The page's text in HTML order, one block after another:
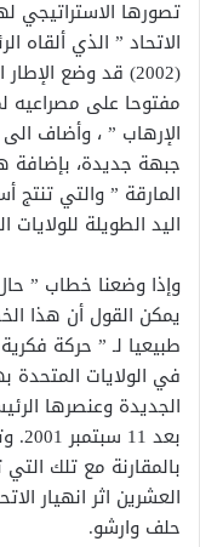
تصورها الاستراتيجي
الاتحاد ” الذي ألقاه
(2002) قد وضع
مفتوحا على مصراعيه
الإرهاب ” ، وأضاف
جبهة جديدة، بإضافة
المارقة ” والتي
اليد الطويلة للولايات
وإذا وضعنا خطاب ”
يمكن القول أن هذا
طبيعيا لـ ” حركة
في الولايات المتحدة
الجديدة وعنصرها
بالمقارنة مع تلك
العشرين اثر انهيار
حلف وارشو.